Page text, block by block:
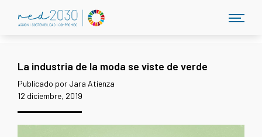
La industria de la moda se viste de verde
Publicado por Jara Atienza
12 diciembre, 2019